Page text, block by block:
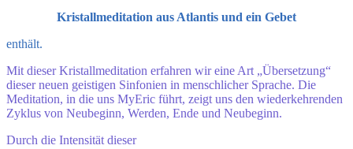
Kristallmeditation aus Atlantis und ein Gebet
enthält.
Mit dieser Kristallmeditation erfahren wir eine Art „Übersetzung“
dieser neuen geistigen Sinfonien in menschlicher Sprache. Die
Meditation, in die uns MyEric führt, zeigt uns den wiederkehrenden
Zyklus von Neubeginn, Werden, Ende und Neubeginn.
Durch die Intensität dieser